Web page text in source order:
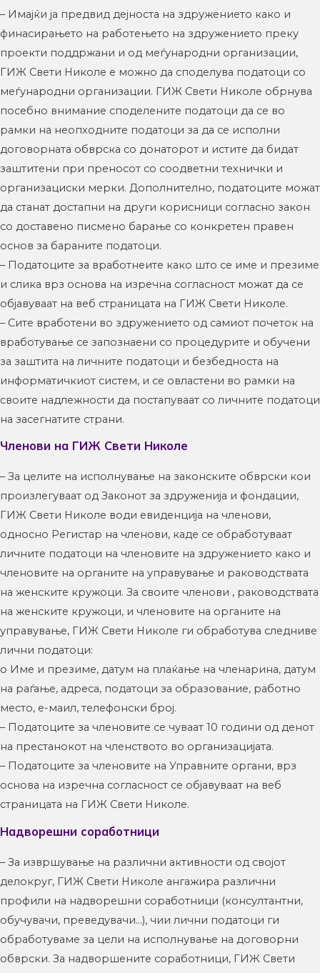
– Имајќи ја предвид дејноста на здружението како и
финасирањето на работењето на здружението преку
проекти поддржани и од меѓународни организации,
ГИЖ Свети Николе е можно да споделува податоци со
меѓународни организации. ГИЖ Свети Николе обрнува
посебно внимание споделените податоци да се во
рамки на неопходните податоци за да се исполни
договорната обврска со донаторот и истите да бидат
заштитени при преносот со соодветни технички и
организациски мерки. Дополнително, податоците можат
да станат достапни на други корисници согласно закон
со доставено писмено барање со конкретен правен
основ за бараните податоци.
– Податоците за вработнеите како што се име и презиме
и слика врз основа на изречна согласност можат да се
објавуваат на веб страницата на ГИЖ Свети Николе.
– Сите вработени во здружението од самиот почеток на
вработување се запознаени со процедурите и обучени
за заштита на личните податоци и безбедноста на
информатичкиот систем, и се овластени во рамки на
своите надлежности да постапуваат со личните податоци
на засегнатите страни.
Членови на ГИЖ Свети Николе
– За целите на исполнување на законските обврски кои
произлегуваат од Законот за здруженија и фондации,
ГИЖ Свети Николе води евиденција на членови,
односно Регистар на членови, каде се обработуваат
личните податоци на членовите на здружението како и
членовите на органите на управување и раководствата
на женските кружоци. За своите членови , раководствата
на женските кружоци, и членовите на органите на
управување, ГИЖ Свети Николе ги обработува следниве
лични податоци:
o Име и презиме, датум на плаќање на членарина, датум
на раѓање, адреса, податоци за образование, работно
место, е-маил, телефонски број.
– Податоците за членовите се чуваат 10 години од денот
на престанокот на членството во организацијата.
– Податоците за членовите на Управните органи, врз
основа на изречна согласност се објавуваат на веб
страницата на ГИЖ Свети Николе.
Надворешни соработници
– За извршување на различни активности од својот
делокруг, ГИЖ Свети Николе ангажира различни
профили на надворешни соработници (консултантни,
обучувачи, преведувачи…), чии лични податоци ги
обработуваме за цели на исполнување на договорни
обврски. За надворшените соработници, ГИЖ Свети